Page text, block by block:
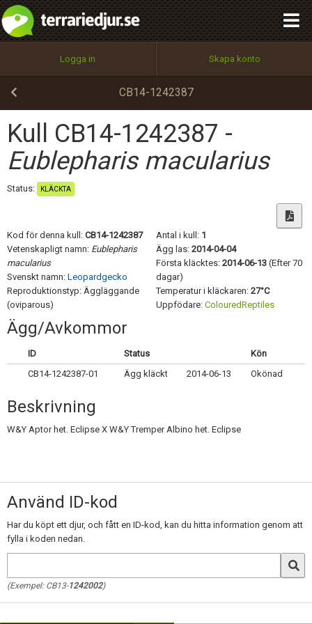
Logga in Skapa konto
CB14-1242387
Kull CB14-1242387 -
Eublepharis macularius
Status: KLÄCKTA
Kod för denna kull: CB14-1242387
Vetenskapligt namn: Eublepharis
macularius
Svenskt namn: Leopardgecko
Reproduktionstyp: Äggläggande
(oviparous)
Antal i kull: 1
Ägg las: 2014-04-04
Första kläcktes: 2014-06-13 (Efter 70
dagar)
Temperatur i kläckaren: 27°C
Uppfödare: ColouredReptiles
Ägg/Avkommor
ID Status
Kön
CB14-1242387-01
Ägg kläckt 2014-06-13 Okönad
Beskrivning
W&Y Aptor het. Eclipse X W&Y Tremper Albino het. Eclipse
Använd ID-kod
Har du köpt ett djur, och fått en ID-kod, kan du hitta information genom att
fylla i koden nedan.
(Exempel: CB13-1242002)
Utför
100%
OK
integritetspolicy
Namn:
Epost:
Användarnamn:
Privacy Policy
Terms of Service
Skapa konto
Begär nytt lösenord
Tillbaka till förstasidan